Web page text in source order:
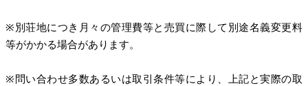
※別荘地につき月々の管理費等と売買に際して別途名義変更料
等がかかる場合があります。
※問い合わせ多数あるいは取引条件等により、上記と実際の取